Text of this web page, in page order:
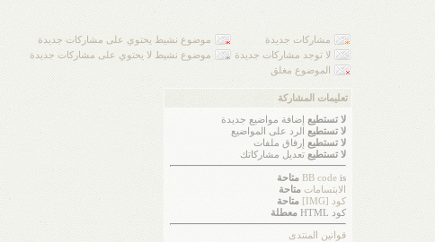
مشاركات جديدة
موضوع نشيط يحتوي على مشاركات جديدة
لا توجد مشاركات جديدة
موضوع نشيط لا يحتوي على مشاركات جديدة
الموضوع مغلق
تعليمات المشاركة
لا تستطيع
إضافة مواضيع جديدة
لا تستطيع
الرد على المواضيع
لا تستطيع
إرفاق ملفات
لا تستطيع تعديل مشاركاتك
BB codeis
متاحة
الابتسامات متاحة
كود [IMG]
متاحة
كود HTML
معطلة
قوانين المنتدى